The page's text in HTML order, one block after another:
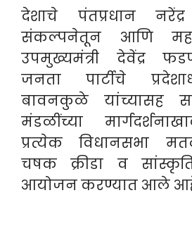
देशाचे पंतप्रधान
संकल्पनेतून आणि
उपमुख्यमंत्री देवेंद्र
जनता पार्टीचे
बावनकुळे यांच्यासह
मंडळींच्या
प्रत्येक विधानसभा
चषक क्रीडा व
आयोजन करण्यात आले